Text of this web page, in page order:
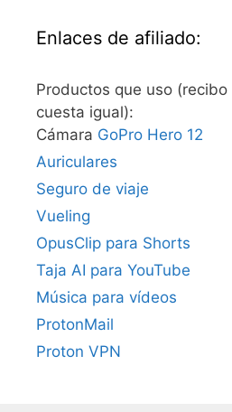
Enlaces de afiliado:
Productos que uso
cuesta igual):
Cámara GoPro Hero 12
Auriculares
Seguro de viaje
Vueling
OpusClip para Shorts
Taja AI para YouTube
Música para vídeos
ProtonMail
Proton VPN